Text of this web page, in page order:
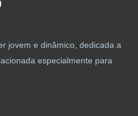
jovem e dinâmico, dedicada a
especialmente para